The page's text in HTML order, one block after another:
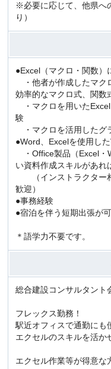
※必要に応じて、他県へ
り）
●Excel（マクロ・関数）
・他者が作成したマク
効率的なマクロ式、関数
・マクロを用いた
験
・マクロを活用したグ
●Word、Excelを使用し
・Office製品（Excel・
い資料作成スキルがあれ
（インストラクター相
歓迎）
●事務経験
●宿泊を伴う短期出張が
＊語学力不要です。
総合建設コンサルタント
フレックス勤務！
駅近オフィスで通勤にも
エクセルのスキルを活か
エクセル作業等が得意な